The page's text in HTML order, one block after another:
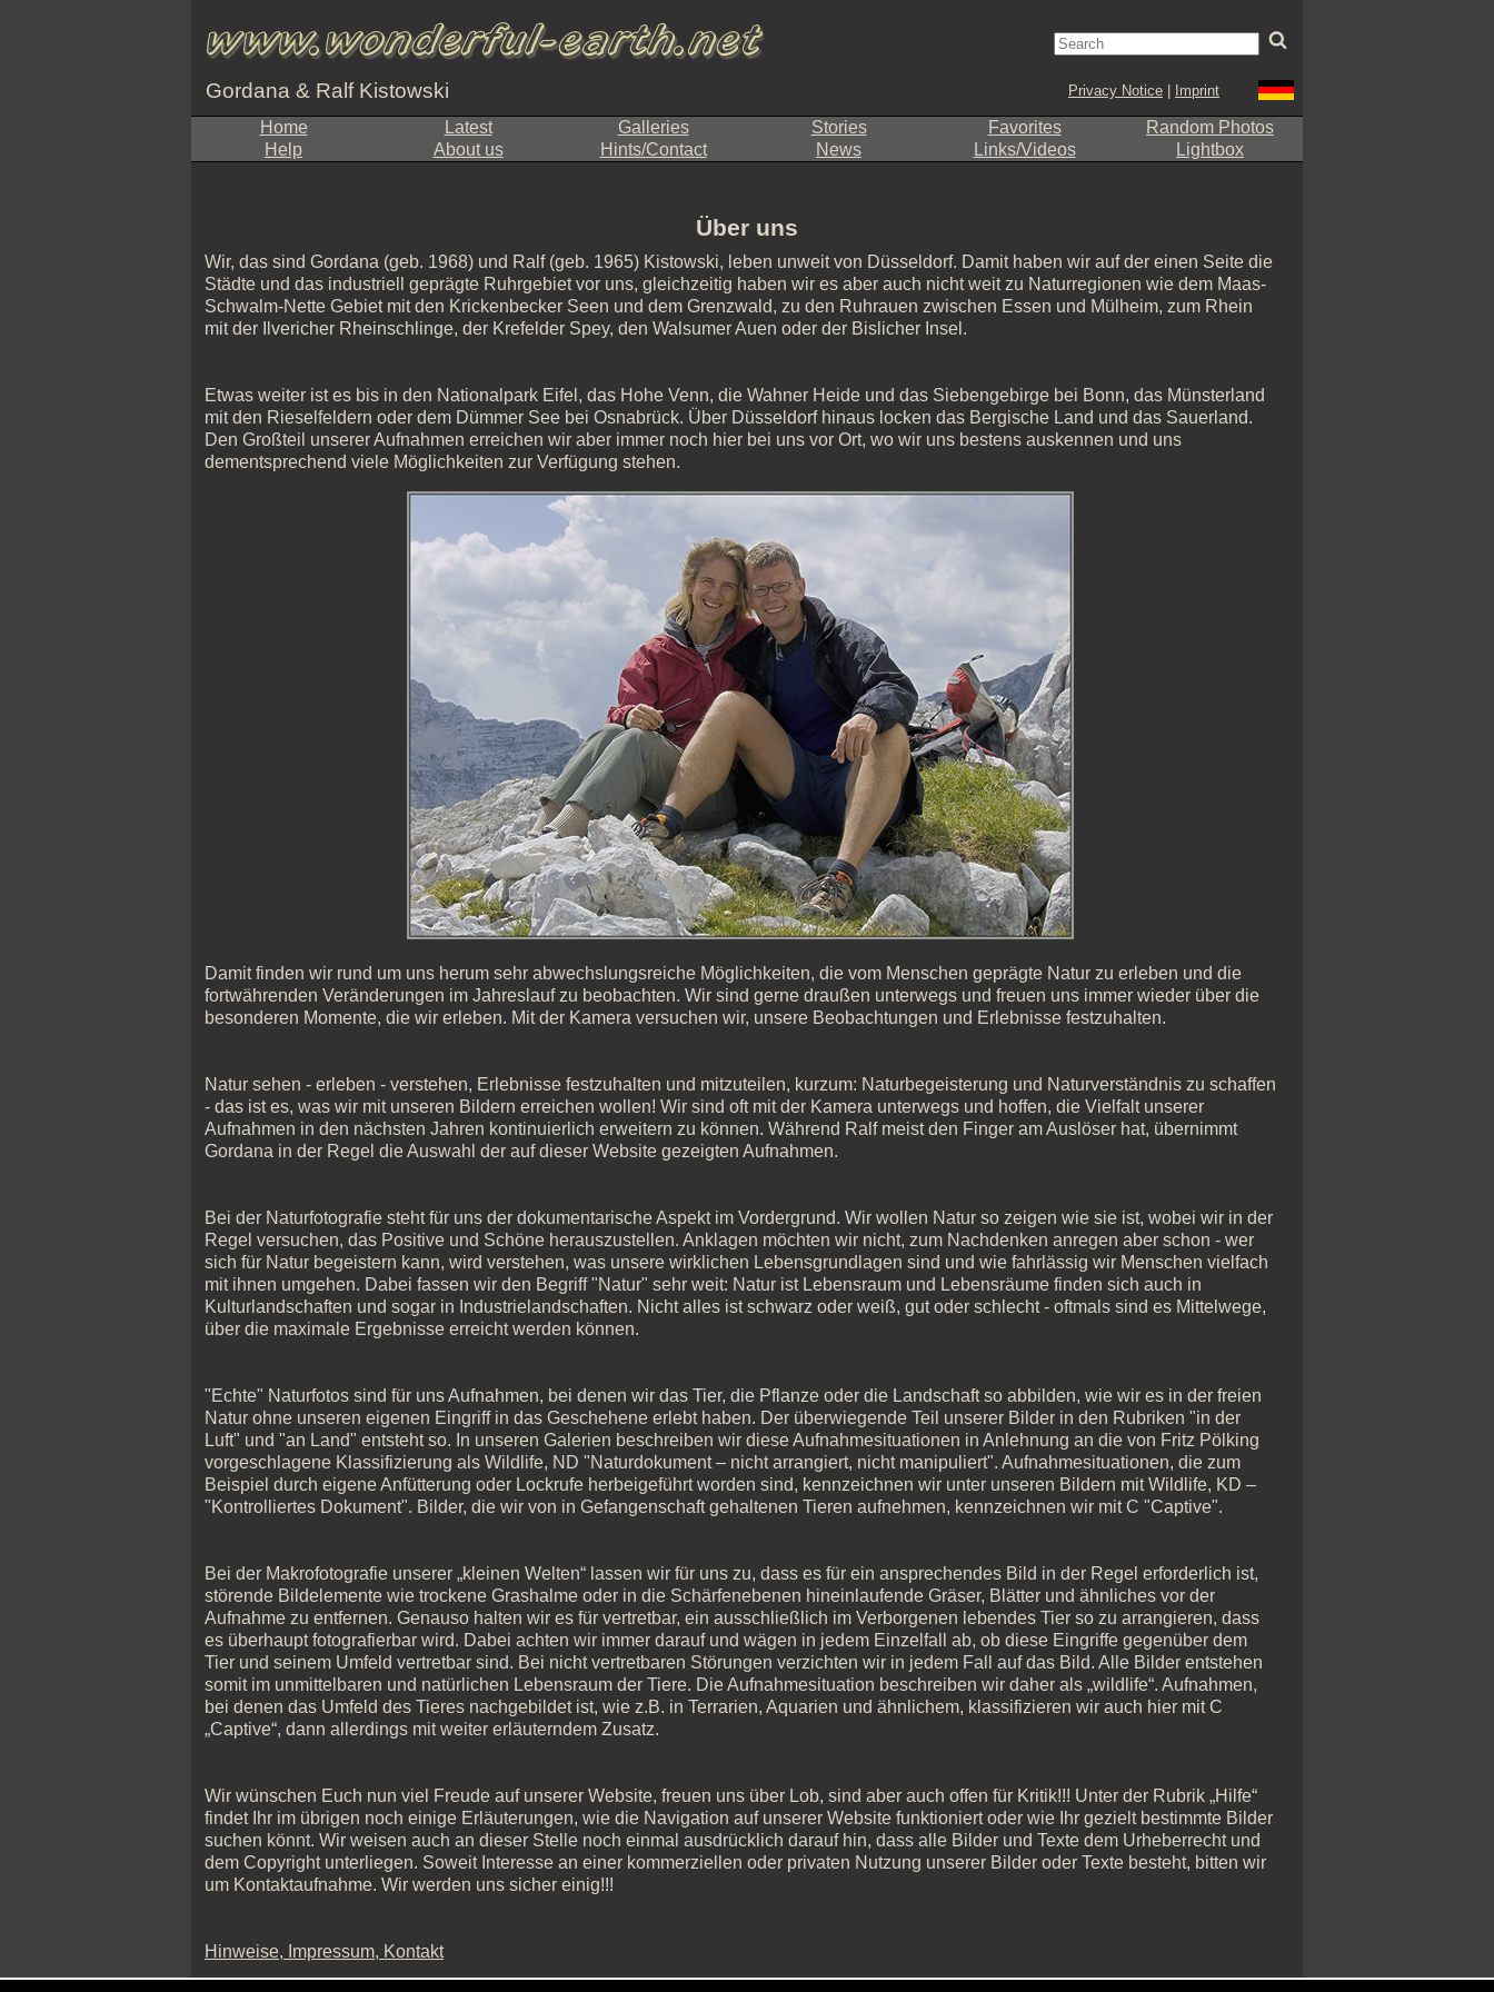
Gordana & Ralf Kistowski Privacy Notice Imprint
Home Latest Galleries Stories Favorites
Random Photos
Help
About us Hints/Contact News Links/Videos Lightbox
Über uns
Wir, das sind Gordana (geb. 1968) und Ralf (geb. 1965) Kistowski, leben unweit von Düsseldorf. Damit haben wir auf der einen Seite die
Städte und das industriell geprägte Ruhrgebiet vor uns, gleichzeitig haben wir es aber auch nicht weit zu Naturregionen wie dem Maas-
Schwalm-Nette Gebiet mit den Krickenbecker Seen und dem Grenzwald, zu den Ruhrauen zwischen Essen und Mülheim, zum Rhein
mit der Ilvericher Rheinschlinge, der Krefelder Spey, den Walsumer Auen oder der Bislicher Insel.
Etwas weiter ist es bis in den Nationalpark Eifel, das Hohe Venn, die Wahner Heide und das Siebengebirge bei Bonn, das Münsterland
mit den Rieselfeldern oder dem Dümmer See bei Osnabrück. Über Düsseldorf hinaus locken das Bergische Land und das Sauerland.
Den Großteil unserer Aufnahmen erreichen wir aber immer noch hier bei uns vor Ort, wo wir uns bestens auskennen und uns
dementsprechend viele Möglichkeiten zur Verfügung stehen.
Damit finden wir rund um uns herum sehr abwechslungsreiche Möglichkeiten, die vom Menschen geprägte Natur zu erleben und die
fortwährenden Veränderungen im Jahreslauf zu beobachten. Wir sind gerne draußen unterwegs und freuen uns immer wieder über die
besonderen Momente, die wir erleben. Mit der Kamera versuchen wir, unsere Beobachtungen und Erlebnisse festzuhalten.
Natur sehen - erleben - verstehen, Erlebnisse festzuhalten und mitzuteilen, kurzum: Naturbegeisterung und Naturverständnis zu schaffen
- das ist es, was wir mit unseren Bildern erreichen wollen! Wir sind oft mit der Kamera unterwegs und hoffen, die Vielfalt unserer
Aufnahmen in den nächsten Jahren kontinuierlich erweitern zu können. Während Ralf meist den Finger am Auslöser hat, übernimmt
Gordana in der Regel die Auswahl der auf dieser Website gezeigten Aufnahmen.
Bei der Naturfotografie steht für uns der dokumentarische Aspekt im Vordergrund. Wir wollen Natur so zeigen wie sie ist, wobei wir in der
Regel versuchen, das Positive und Schöne herauszustellen. Anklagen möchten wir nicht, zum Nachdenken anregen aber schon - wer
sich für Natur begeistern kann, wird verstehen, was unsere wirklichen Lebensgrundlagen sind und wie fahrlässig wir Menschen vielfach
mit ihnen umgehen. Dabei fassen wir den Begriff "Natur" sehr weit: Natur ist Lebensraum und Lebensräume finden sich auch in
Kulturlandschaften und sogar in Industrielandschaften. Nicht alles ist schwarz oder weiß, gut oder schlecht - oftmals sind es Mittelwege,
über die maximale Ergebnisse erreicht werden können.
"Echte" Naturfotos sind für uns Aufnahmen, bei denen wir das Tier, die Pflanze oder die Landschaft so abbilden, wie wir es in der freien
Natur ohne unseren eigenen Eingriff in das Geschehene erlebt haben. Der überwiegende Teil unserer Bilder in den Rubriken "in der
Luft" und "an Land" entsteht so. In unseren Galerien beschreiben wir diese Aufnahmesituationen in Anlehnung an die von Fritz Pölking
vorgeschlagene Klassifizierung als Wildlife, ND "Naturdokument – nicht arrangiert, nicht manipuliert". Aufnahmesituationen, die zum
Beispiel durch eigene Anfütterung oder Lockrufe herbeigeführt worden sind, kennzeichnen wir unter unseren Bildern mit Wildlife, KD –
"Kontrolliertes Dokument". Bilder, die wir von in Gefangenschaft gehaltenen Tieren aufnehmen, kennzeichnen wir mit C "Captive".
Bei der Makrofotografie unserer „kleinen Welten“ lassen wir für uns zu, dass es für ein ansprechendes Bild in der Regel erforderlich ist,
störende Bildelemente wie trockene Grashalme oder in die Schärfenebenen hineinlaufende Gräser, Blätter und ähnliches vor der
Aufnahme zu entfernen. Genauso halten wir es für vertretbar, ein ausschließlich im Verborgenen lebendes Tier so zu arrangieren, dass
es überhaupt fotografierbar wird. Dabei achten wir immer darauf und wägen in jedem Einzelfall ab, ob diese Eingriffe gegenüber dem
Tier und seinem Umfeld vertretbar sind. Bei nicht vertretbaren Störungen verzichten wir in jedem Fall auf das Bild. Alle Bilder entstehen
somit im unmittelbaren und natürlichen Lebensraum der Tiere. Die Aufnahmesituation beschreiben wir daher als „wildlife“. Aufnahmen,
bei denen das Umfeld des Tieres nachgebildet ist, wie z.B. in Terrarien, Aquarien und ähnlichem, klassifizieren wir auch hier mit C
„Captive“, dann allerdings mit weiter erläuterndem Zusatz.
Wir wünschen Euch nun viel Freude auf unserer Website, freuen uns über Lob, sind aber auch offen für Kritik!!! Unter der Rubrik „Hilfe“
findet Ihr im übrigen noch einige Erläuterungen, wie die Navigation auf unserer Website funktioniert oder wie Ihr gezielt bestimmte Bilder
suchen könnt. Wir weisen auch an dieser Stelle noch einmal ausdrücklich darauf hin, dass alle Bilder und Texte dem Urheberrecht und
dem Copyright unterliegen. Soweit Interesse an einer kommerziellen oder privaten Nutzung unserer Bilder oder Texte besteht, bitten wir
um Kontaktaufnahme. Wir werden uns sicher einig!!!
Hinweise, Impressum, Kontakt